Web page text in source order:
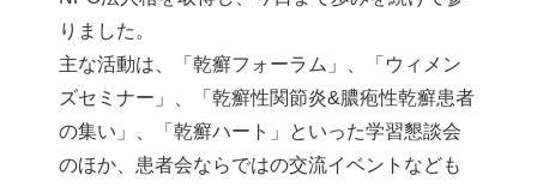
りました。
主な活動は、「乾癬フォーラム」、「ウィメン
ズセミナー」、「乾癬性関節炎&膿疱性乾癬患者
の集い」、「乾癬ハート」といった学習懇談会
のほか、患者会ならではの交流イベントなども